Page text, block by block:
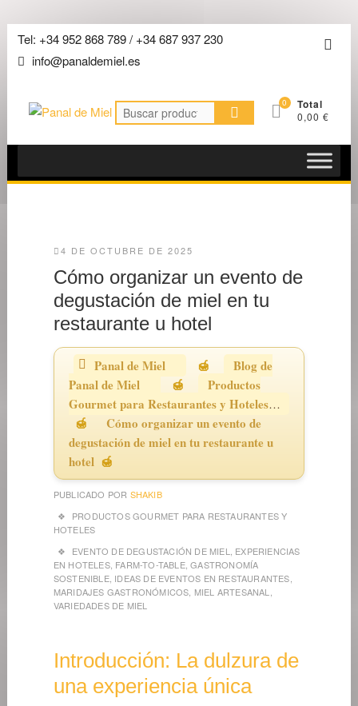
Saltar
contenido
Tel: +34 952 868 789 / +34 687 937 230
info@panaldemiel.es
barra
Buscar
por:
0 Total
0,00 €
4 DE OCTUBRE DE 2025
Cómo organizar un evento de
degustación de miel en tu
restaurante u hotel
Panal de Miel
Blog de
Panal de Miel
Productos
Gourmet para Restaurantes y Hoteles
Cómo organizar un evento de
degustación de miel en tu restaurante u
hotel
PUBLICADO POR SHAKIB
PRODUCTOS GOURMET PARA RESTAURANTES Y
HOTELES
EVENTO DE DEGUSTACIÓN DE MIEL
EXPERIENCIAS
EN HOTELES, FARM-TO-TABLE,GASTRONOMÍA
SOSTENIBLE, IDEAS DE EVENTOS EN RESTAURANTES
MARIDAJES GASTRONÓMICOS MIEL ARTESANAL
VARIEDADES DE MIEL
Introducción: La dulzura de
una experiencia única